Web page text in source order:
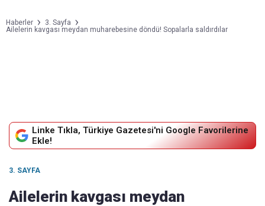
Haberler
3. Sayfa
Ailelerin kavgası meydan muharebesine döndü! Sopalarla saldırdılar
Linke Tıkla, Türkiye Gazetesi'ni Google Favorilerine
Ekle!
3. SAYFA
Ailelerin kavgası meydan